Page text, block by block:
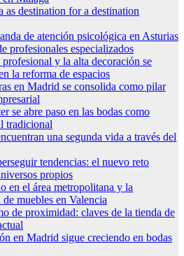
destination for a destination
de atención psicológica en Asturias
profesionales especializados
y la alta decoración se
la reforma de espacios
en Madrid se consolida como pilar
se abre paso en las bodas como
tradicional
una segunda vida a través del
tendencias: el nuevo reto
propios
en el área metropolitana y la
muebles en Valencia
de proximidad: claves de la tienda de
en Madrid sigue creciendo en bodas